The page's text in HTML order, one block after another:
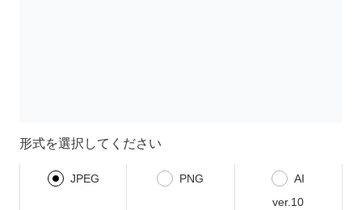
形式を選択してください
JPEG PNG
AI
ver.10